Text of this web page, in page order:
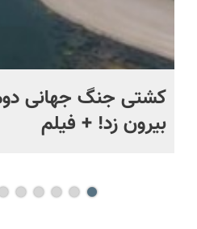
کشتی‌ جنگ جهانی
بیرون زد! + فیلم